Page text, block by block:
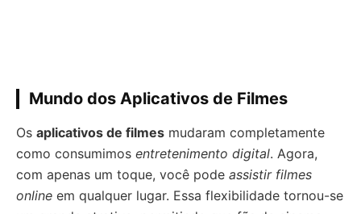
Mundo dos Aplicativos de Filmes
Os aplicativos de filmes mudaram completamente
como consumimos entretenimento digital. Agora,
com apenas um toque, você pode assistir filmes
online em qualquer lugar. Essa flexibilidade tornou-se